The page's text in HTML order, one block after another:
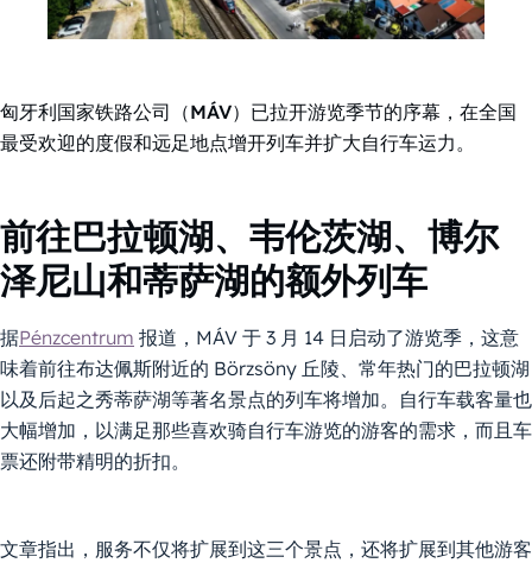
匈牙利国家铁路公司（MÁV）已拉开游览季节的序幕，在全国
最受欢迎的度假和远足地点增开列车并扩大自行车运力。
前往巴拉顿湖、韦伦茨湖、博尔
泽尼山和蒂萨湖的额外列车
据Pénzcentrum 报道，MÁV 于 3 月 14 日启动了游览季，这意
味着前往布达佩斯附近的 Börzsöny 丘陵、常年热门的巴拉顿湖
以及后起之秀蒂萨湖等著名景点的列车将增加。自行车载客量也
大幅增加，以满足那些喜欢骑自行车游览的游客的需求，而且车
票还附带精明的折扣。
文章指出，服务不仅将扩展到这三个景点，还将扩展到其他游客